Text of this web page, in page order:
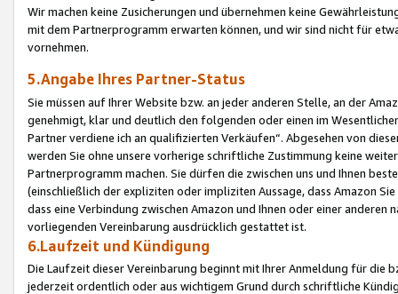
Wir machen keine Zusicherungen und übernehmen keine
mit dem Partnerprogramm erwarten können, und wir sind nicht für
vornehmen.
5.Angabe Ihres Partner-Status
Sie müssen auf Ihrer Website bzw. an jeder anderen Stelle, an der
genehmigt, klar und deutlich den folgenden oder einen im
Partner verdiene ich an qualifizierten Verkäufen“. Abgesehen von
werden Sie ohne unsere vorherige schriftliche Zustimmung keine
Partnerprogramm machen. Sie dürfen die zwischen uns und Ihnen
(einschließlich der expliziten oder impliziten Aussage, dass Amazon
dass eine Verbindung zwischen Amazon und Ihnen oder einer
vorliegenden Vereinbarung ausdrücklich gestattet ist.
6.Laufzeit und Kündigung
Die Laufzeit dieser Vereinbarung beginnt mit Ihrer Anmeldung für die
jederzeit ordentlich oder aus wichtigem Grund durch schriftliche